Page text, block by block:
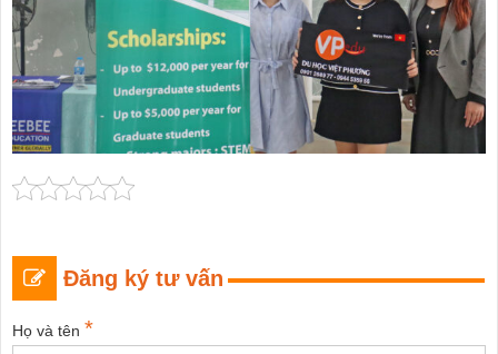
Đăng ký tư vấn
Họ và tên *